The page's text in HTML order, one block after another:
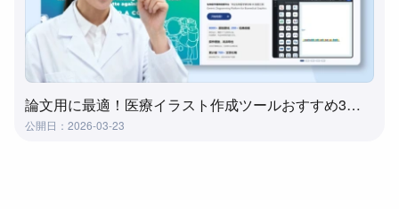
論文用に最適！医療イラスト作成ツールおすすめ3選｜メディカルイラストを簡単作成
公開日：2026-03-23